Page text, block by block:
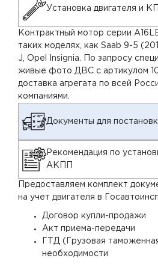
Установка двигателя и
Контрактный мотор серии
таких моделях, как Saab 9-5
J, Opel Insignia. По запросу
живые фото ДВС с артикулом
доставка агрегата по всей
компаниями.
Документы для
Рекомендация по
АКПП
Предоставляем комплект
на учет двигателя в
Договор купли-продажи
Акт приема-передачи
ГТД (Грузовая
необходимости